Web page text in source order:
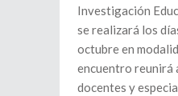
Investigación
se realizará los
octubre en
encuentro reunirá
docentes y